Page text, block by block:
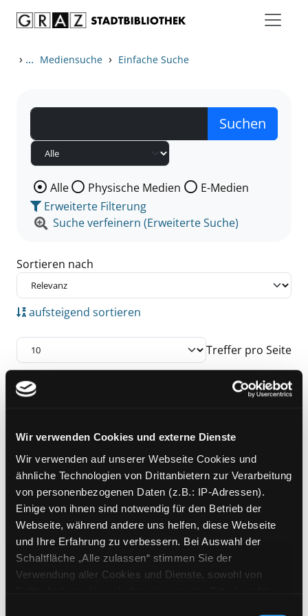
Wir verwenden Cookies und externe Dienste
Wir verwenden auf unserer Webseite Cookies und
ähnliche Technologien von Drittanbietern zur Verarbeitung
von personenbezogenen Daten (z.B.: IP-Adressen).
Einige von ihnen sind notwendig für den Betrieb der
Webseite, während andere uns helfen, diese Webseite
und Ihre Erfahrung zu verbessern. Bei Auswahl der
Schaltfläche „Alle zulassen“ stimmen Sie der
Verwendung aller Cookies und Dienste, sowohl von
› ... Mediensuche › Einfache Suche
Wählen Sie die Medienart nach der Sie suchen wollen.
Alle Physische Medien
E-Medien
Erweiterte Filterung
Suche verfeinern (Erweiterte Suche)
Sortieren nach
aufsteigend sortieren
Treffer pro Seite
Suchergebnis
Exemplar-Details von Das Praxisbuch der
Das Praxisbuch der
künstlerischen
Drucktechniken
Verfasser:Gale,ColinSuche nach diesem
Jahr: 2010Verlag: Bern, Haupt
Zu den Suchfiltern springen
Sortieren nach